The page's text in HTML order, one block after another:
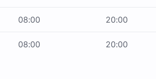
08:00 20:00
08:00 20:00